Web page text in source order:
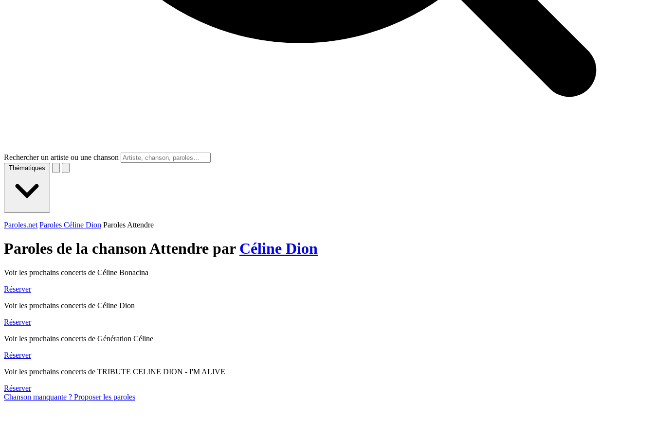
Rechercher un artiste ou une chanson
Thématiques
Paroles.net Paroles Céline Dion Paroles Attendre
Paroles de la chanson Attendre par Céline Dion
Voir les prochains concerts de Céline Bonacina
Réserver
Voir les prochains concerts de Céline Dion
Réserver
Voir les prochains concerts de Génération Céline
Réserver
Voir les prochains concerts de TRIBUTE CELINE DION - I'M ALIVE
Réserver
Chanson manquante ? Proposer les paroles